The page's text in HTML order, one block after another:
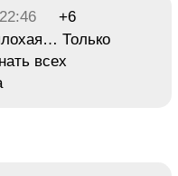
+6
Только
всех